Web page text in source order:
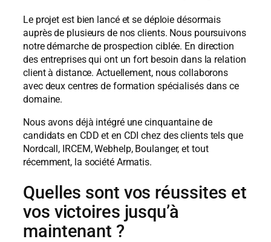
Le projet est bien lancé et se déploie désormais
auprès de plusieurs de nos clients. Nous poursuivons
notre démarche de prospection ciblée. En direction
des entreprises qui ont un fort besoin dans la relation
client à distance. Actuellement, nous collaborons
avec deux centres de formation spécialisés dans ce
domaine.
Nous avons déjà intégré une cinquantaine de
candidats en CDD et en CDI chez des clients tels que
Nordcall, IRCEM, Webhelp, Boulanger, et tout
récemment, la société Armatis.
Quelles sont vos réussites et
vos victoires jusqu’à
maintenant ?